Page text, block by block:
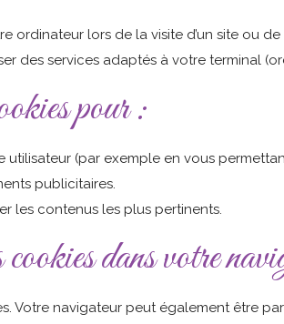
ordinateur lors de la visite d’un site ou
des services adaptés à votre terminal
pour :
(par exemple en vous
publicitaires.
les contenus les plus pertinents.
dans votre
Votre navigateur peut également être